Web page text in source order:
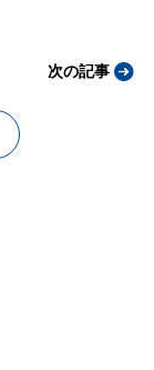
次の記事